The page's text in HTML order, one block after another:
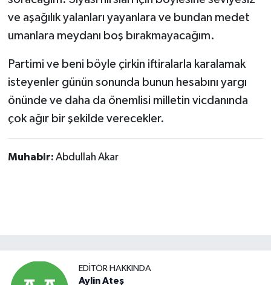
ve aşağılık yalanları yayanlara ve bundan medet
umanlara meydanı boş bırakmayacağım.
Partimi ve beni böyle çirkin iftiralarla karalamak
isteyenler günün sonunda bunun hesabını yargı
önünde ve daha da önemlisi milletin vicdanında
çok ağır bir şekilde verecekler.
Muhabir: Abdullah Akar
EDITÖR HAKKINDA
Aylin Ateş